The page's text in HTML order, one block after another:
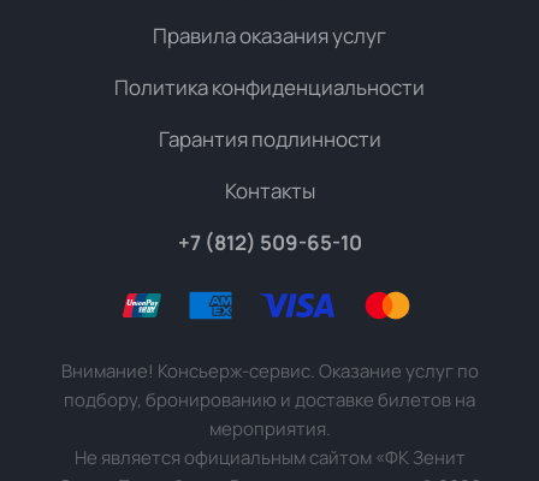
Правила оказания услуг
Политика конфиденциальности
Гарантия подлинности
Контакты
+7 (812) 509-65-10
Внимание! Консьерж-сервис. Оказание услуг по
подбору, бронированию и доставке билетов на
мероприятия.
Не является официальным сайтом «ФК Зенит